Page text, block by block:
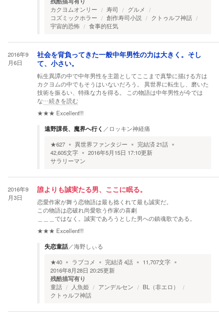
カクヨムオンリー 寿司
グルメ
コズミックホラー
創作寿司小説
クトゥルフ神話
宇宙的恐怖
食事的狂気
2016年9
月6日
社会を背負ってきた一般中年男性の力は大きく。そし
て、小さい。
転生異譚の中で中年男性を主題としてここまで真摯に描ける方は
カクヨムの中でもそうはいないだろう。 異世界に転生し、磨いた
技術を振るい、特殊な力を得る。 この物語は中年男性が今では
な…続きを読む
★★★ Excellent!!!
遠野課長、魔界へ行く ／ ロッキン神経痛
★627 異世界ファンタジー 完結済21話
42,605文字 2016年5月15日 17:10更新
サラリーマン
2016年9
月3日
誰よりも誠実たる男、ここに眠る。
恋愛作家が舞う恋物語は最も捻くれて最も誠実だ。
この物語は恋破れ尚愛歌う作家の喜劇
＿＿＿ではなく。誠実であろうとした男への鎮魂歌である。
★★★ Excellent!!!
失恋童話／海野しぃる
★40 ラブコメ 完結済4話 11,707文字
2016年8月28日 20:25更新
残酷描写有り
童話 人魚姫 アンデルセン
BL（非エロ）
クトゥルフ神話